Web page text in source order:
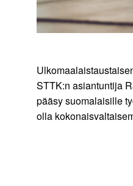
STTK:n asiantuntija
pääsy suomalaisille
olla